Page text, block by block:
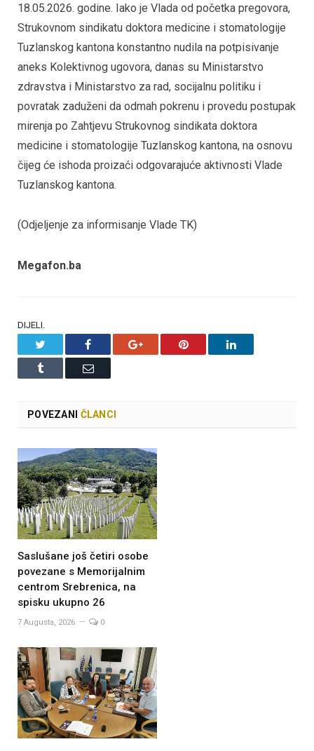
18.05.2026. godine. Iako je Vlada od početka pregovora,
Strukovnom sindikatu doktora medicine i stomatologije
Tuzlanskog kantona konstantno nudila na potpisivanje
aneks Kolektivnog ugovora, danas su Ministarstvo
zdravstva i Ministarstvo za rad, socijalnu politiku i
povratak zaduženi da odmah pokrenu i provedu postupak
mirenja po Zahtjevu Strukovnog sindikata doktora
medicine i stomatologije Tuzlanskog kantona, na osnovu
čijeg će ishoda proizaći odgovarajuće aktivnosti Vlade
Tuzlanskog kantona.
(Odjeljenje za informisanje Vlade TK)
Megafon.ba
DIJELI.
Facebook Google+ Pinterest LinkedIn
Tumblr Email
POVEZANI ČLANCI
Saslušane još četiri osobe
povezane s Memorijalnim
centrom Srebrenica, na
spisku ukupno 26
7 Augusta, 2026 0